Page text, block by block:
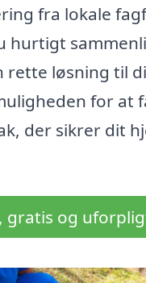
fra lokale
hurtigt
rette løsning til
for at
der sikrer dit
gratis og